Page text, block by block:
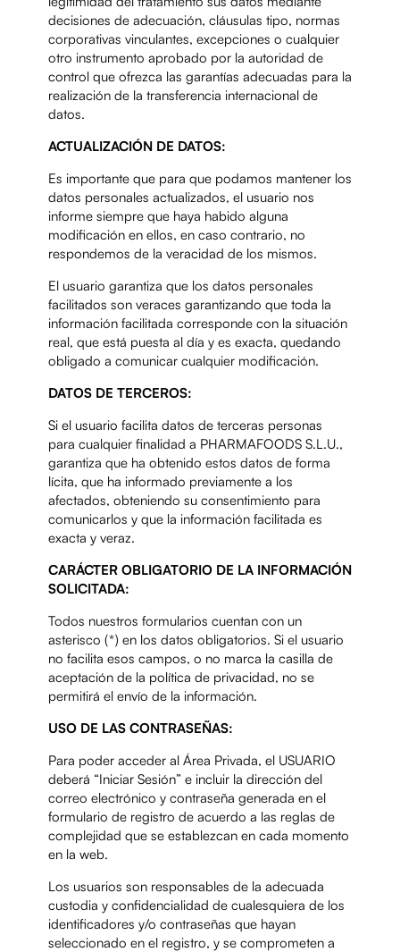
decisiones de adecuación, cláusulas tipo, normas
corporativas vinculantes, excepciones o cualquier
otro instrumento aprobado por la autoridad de
control que ofrezca las garantías adecuadas para la
realización de la transferencia internacional de
datos.
ACTUALIZACIÓN DE DATOS:
Es importante que para que podamos mantener los
datos personales actualizados, el usuario nos
informe siempre que haya habido alguna
modificación en ellos, en caso contrario, no
respondemos de la veracidad de los mismos.
El usuario garantiza que los datos personales
facilitados son veraces garantizando que toda la
información facilitada corresponde con la situación
real, que está puesta al día y es exacta, quedando
obligado a comunicar cualquier modificación.
DATOS DE TERCEROS:
Si el usuario facilita datos de terceras personas
para cualquier finalidad a PHARMAFOODS S.L.U.,
garantiza que ha obtenido estos datos de forma
lícita, que ha informado previamente a los
afectados, obteniendo su consentimiento para
comunicarlos y que la información facilitada es
exacta y veraz.
CARÁCTER OBLIGATORIO DE LA INFORMACIÓN
SOLICITADA:
Todos nuestros formularios cuentan con un
asterisco (*) en los datos obligatorios. Si el usuario
no facilita esos campos, o no marca la casilla de
aceptación de la política de privacidad, no se
permitirá el envío de la información.
USO DE LAS CONTRASEÑAS:
Para poder acceder al Área Privada, el USUARIO
deberá “Iniciar Sesión” e incluir la dirección del
correo electrónico y contraseña generada en el
formulario de registro de acuerdo a las reglas de
complejidad que se establezcan en cada momento
en la web.
Los usuarios son responsables de la adecuada
custodia y confidencialidad de cualesquiera de los
identificadores y/o contraseñas que hayan
seleccionado en el registro, y se comprometen a